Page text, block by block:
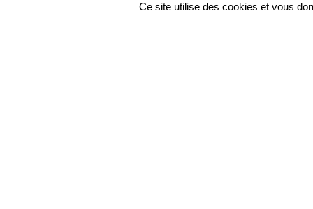
Ce site utilise des cookies et vous